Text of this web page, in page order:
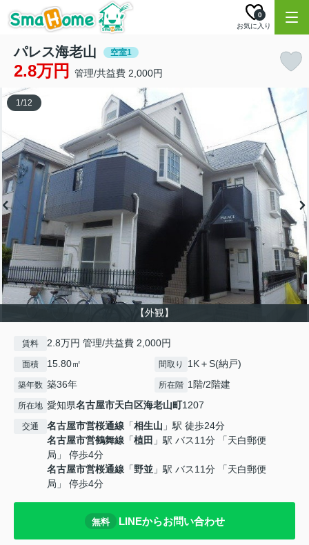
お気に入り
0
パレス海老山 空室1
2.8万円 管理/共益費 2,000円
【外観】
1/12
賃料 2.8万円 管理/共益費 2,000円
面積 15.80㎡ 間取り 1K＋S(納戸)
築年数 築36年 所在階 1階/2階建
所在地 愛知県名古屋市天白区海老山町1207
交通 名古屋市営桜通線 「相生山 」駅 徒歩24分
名古屋市営鶴舞線 「植田 」駅 バス11分 「天白郵便
局」 停歩4分
名古屋市営桜通線 「野並 」駅 バス11分 「天白郵便
局」 停歩4分
無料 LINEからお問い合わせ